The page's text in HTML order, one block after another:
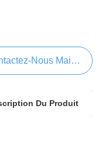
Nous Maintenant
Du Produit